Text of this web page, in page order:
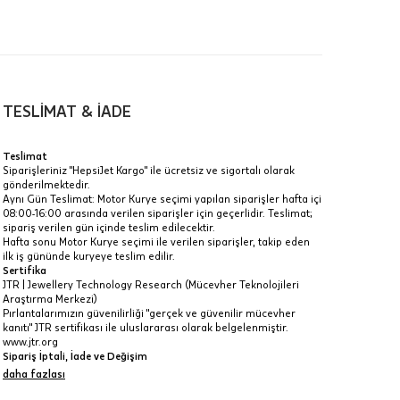
ancak
Taksit Toplamı
55.395 ₺
55.395 ₺
TESLİMAT & İADE
Teslimat
Siparişleriniz "HepsiJet Kargo" ile ücretsiz ve sigortalı olarak
gönderilmektedir.
Aynı Gün Teslimat: Motor Kurye seçimi yapılan siparişler hafta içi
08:00-16:00 arasında verilen siparişler için geçerlidir. Teslimat;
sipariş verilen gün içinde teslim edilecektir.
Hafta sonu Motor Kurye seçimi ile verilen siparişler, takip eden
ilk iş gününde kuryeye teslim edilir.
Sertifika
JTR | Jewellery Technology Research (Mücevher Teknolojileri
Araştırma Merkezi)
Pırlantalarımızın güvenilirliği "gerçek ve güvenilir mücevher
kanıtı" JTR sertifikası ile uluslararası olarak belgelenmiştir.
www.jtr.org
Sipariş İptali, İade ve Değişim
İptal: Kargoya verilmeyen veya faturası oluşmayan siparişlerinizi
daha fazlası